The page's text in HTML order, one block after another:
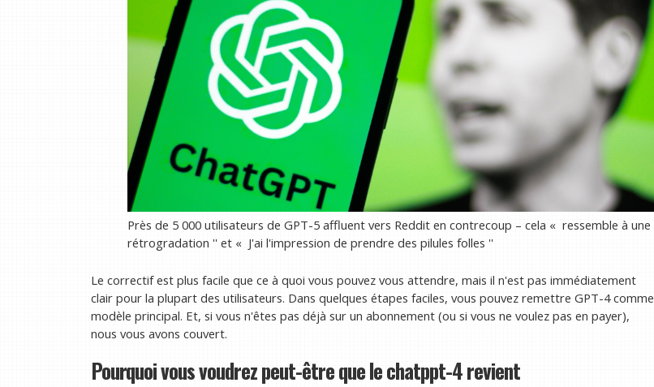
Près de 5 000 utilisateurs de GPT-5 affluent vers Reddit en contrecoup – cela « ressemble à une
rétrogradation '' et « J'ai l'impression de prendre des pilules folles ''
Le correctif est plus facile que ce à quoi vous pouvez vous attendre, mais il n'est pas immédiatement
clair pour la plupart des utilisateurs. Dans quelques étapes faciles, vous pouvez remettre GPT-4 comme
modèle principal. Et, si vous n'êtes pas déjà sur un abonnement (ou si vous ne voulez pas en payer),
nous vous avons couvert.
Pourquoi vous voudrez peut-être que le chatppt-4 revient